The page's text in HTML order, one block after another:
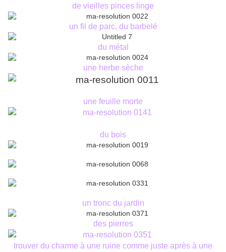
de vieilles pinces linge
un fil de parc, du barbelé
du métal
une herbe sèche
une feuille morte
du bois
un tronc du jardin
des pierres
trouver du charme à une ruine comme juste après à une